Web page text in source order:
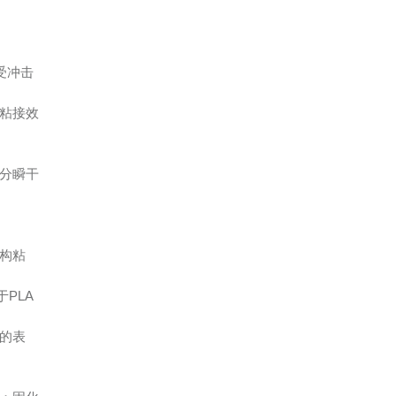
冲击
接效
瞬干
粘
PLA
表